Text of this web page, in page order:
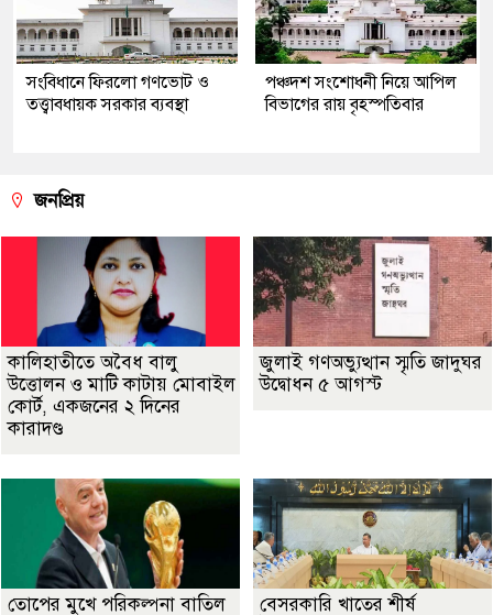
সংবিধানে ফিরলো গণভোট ও
তত্ত্বাবধায়ক সরকার ব্যবস্থা
পঞ্চদশ সংশোধনী নিয়ে আপিল
বিভাগের রায় বৃহস্পতিবার
জনপ্রিয়
কালিহাতীতে অবৈধ বালু
উত্তোলন ও মাটি কাটায় মোবাইল
কোর্ট, একজনের ২ দিনের
কারাদণ্ড
জুলাই গণঅভ্যুত্থান স্মৃতি জাদুঘর
উদ্বোধন ৫ আগস্ট
তোপের মুখে পরিকল্পনা বাতিল
বেসরকারি খাতের শীর্ষ